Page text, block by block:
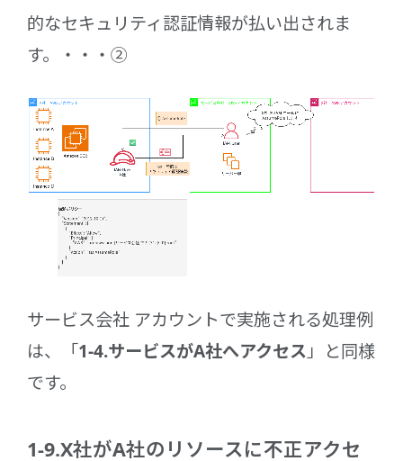
的なセキュリティ認証情報が払い出されま
す。・・・②
サービス会社 アカウントで実施される処理例
は、「1-4.サービスがA社へアクセス」と同様
です。
1-9.X社がA社のリソースに不正アクセ